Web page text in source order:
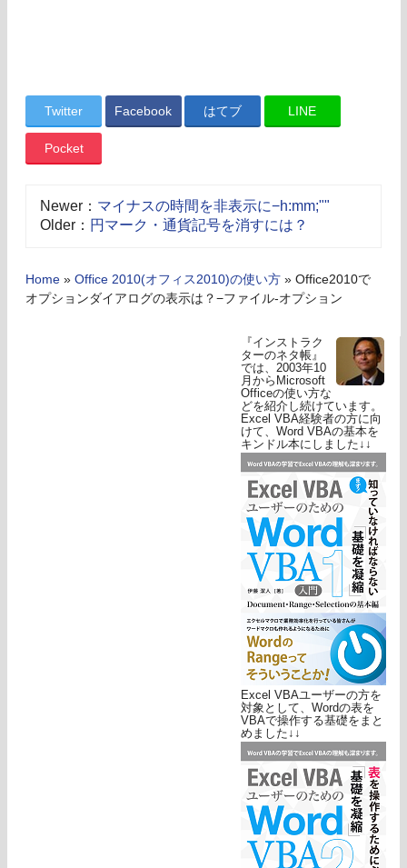
Twitter Facebook はてブ LINE
Pocket
Newer： マイナスの時間を非表示に−h:mm;""
Older： 円マーク・通貨記号を消すには？
Home » Office 2010(オフィス2010)の使い方 » Office2010で
オプションダイアログの表示は？−ファイル-オプション
『インストラク
ターのネタ帳』
では、2003年10
月からMicrosoft
Officeの使い方な
どを紹介し続けています。
Excel VBA経験者の方に向
けて、Word VBAの基本を
キンドル本にしました↓↓
Excel VBAユーザーの方を
対象として、Wordの表を
VBAで操作する基礎をまと
めました↓↓